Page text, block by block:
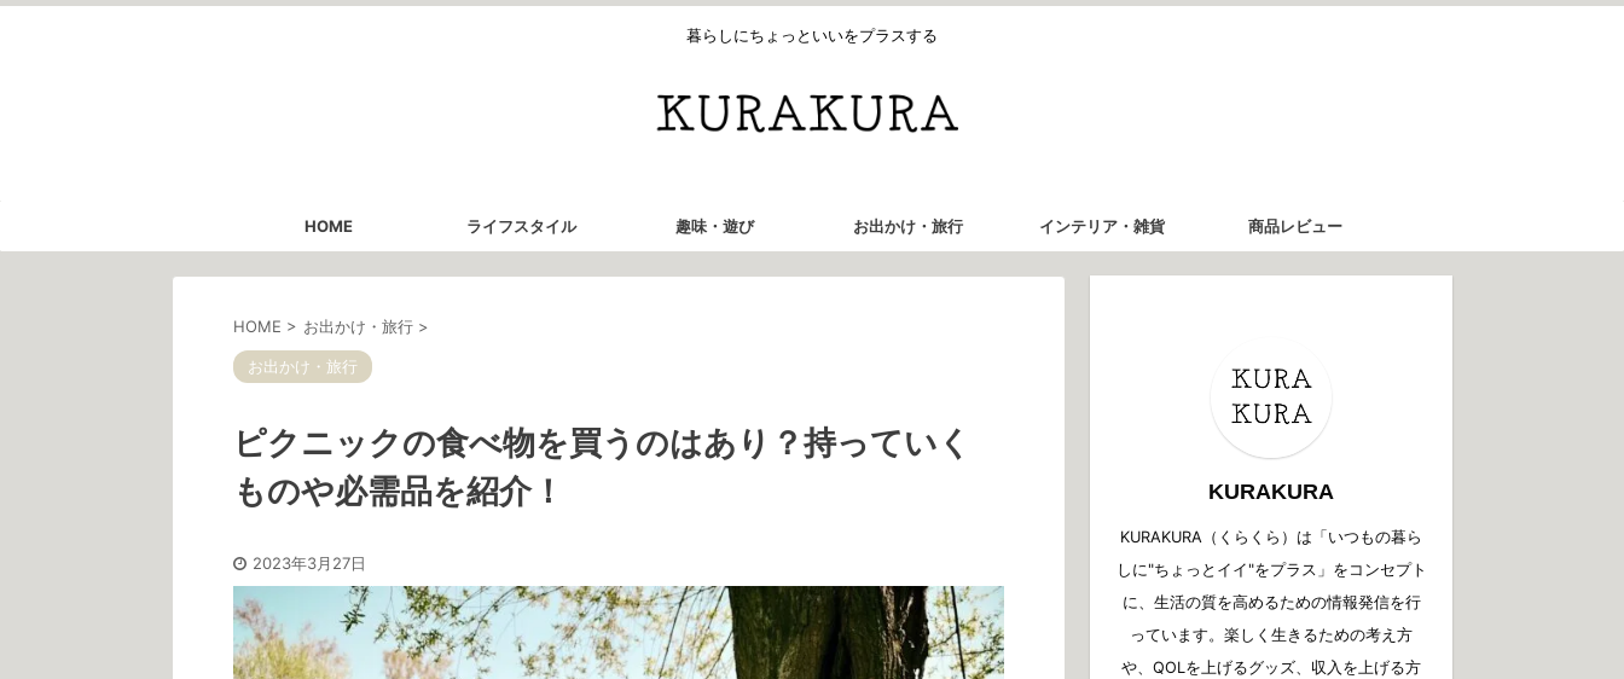
暮らしにちょっといいをプラスする
HOME ライフスタイル 趣味・遊び お出かけ・旅行 インテリア・雑貨 商品レビュー
HOME > お出かけ・旅行 >
お出かけ・旅行
ピクニックの食べ物を買うのはあり？持っていく
ものや必需品を紹介！
2023年3月27日
KURAKURA
KURAKURA（くらくら）は「いつもの暮ら
しに"ちょっとイイ"をプラス」をコンセプト
に、生活の質を高めるための情報発信を行
っています。楽しく生きるための考え方
や、QOLを上げるグッズ、収入を上げる方